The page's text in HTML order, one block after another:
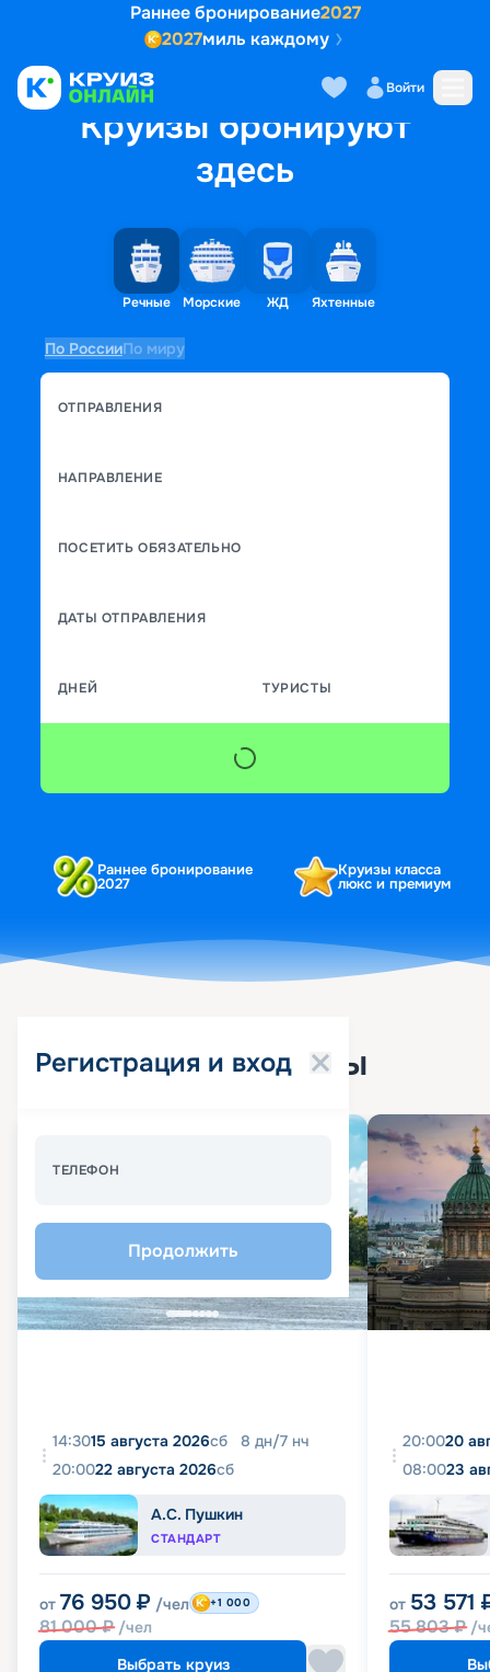
Раннее бронирование2027
2027миль каждому
Войти
Круизы бронируют
здесь
Речные Морские ЖД Яхтенные
По РоссииПо миру
ОТПРАВЛЕНИЯ
НАПРАВЛЕНИЕ
ПОСЕТИТЬ ОБЯЗАТЕЛЬНО
ДАТЫ ОТПРАВЛЕНИЯ
ДНЕЙ ТУРИСТЫ
Раннее бронирование
2027
Круизы класса
люкс и премиум
Регистрация и вход
ТЕЛЕФОН
Продолжить
Популярные круизы
14:3015 августа 2026сб 8 дн/7 нч
20:0022 августа 2026сб
А.С. Пушкин
СТАНДАРТ
от 76 950 ₽ /чел
81 000₽ /чел
+1 000
Выбрать круиз
20:0020
08:0023
от 53 571
55 803₽ /